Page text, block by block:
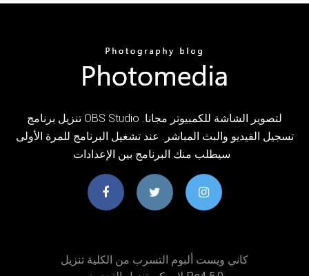
تنزيل برنامج OBS Studio لتصوير الشاشة للكمبيوتر مجانا.
تسجيل الفيديو والبث المباشر. عند تشغيل البرنامج للمرة الأولى
كاني ويست ألبوم التسرب من الكلية تنزيل